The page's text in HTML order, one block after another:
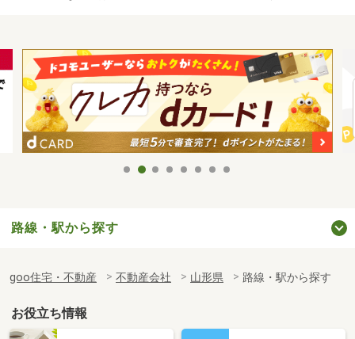
路線・駅から探す
goo住宅・不動産 不動産会社 山形県 路線・駅から探す
お役立ち情報